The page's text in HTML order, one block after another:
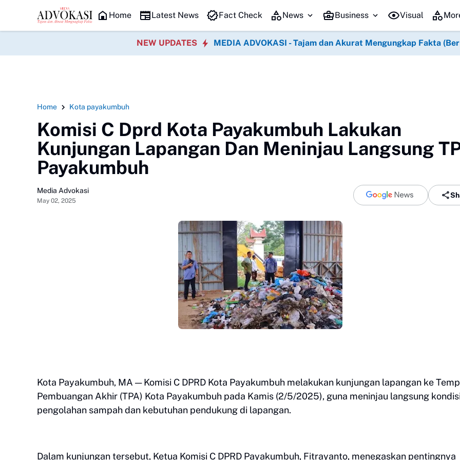
HEADLINE
Home Latest News Fact Check News Business Visual
NEW UPDATES MEDIA ADVOKASI - Tajam dan Akurat Mengungkap Fakta
Home Kota payakumbuh
Komisi C Dprd Kota Payakumbuh Lakukan
Kunjungan Lapangan Dan Meninjau Langsung
Payakumbuh
Media Advokasi
May 02, 2025
Kota Payakumbuh, MA — Komisi C DPRD Kota Payakumbuh melakukan kunjungan lapangan ke
Pembuangan Akhir (TPA) Kota Payakumbuh pada Kamis (2/5/2025), guna meninjau langsung
pengolahan sampah dan kebutuhan pendukung di lapangan.
Dalam kunjungan tersebut, Ketua Komisi C DPRD Payakumbuh, Fitrayanto, menegaskan pentingnya